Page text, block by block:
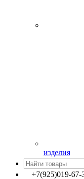
изделия
+7(925)019-67-